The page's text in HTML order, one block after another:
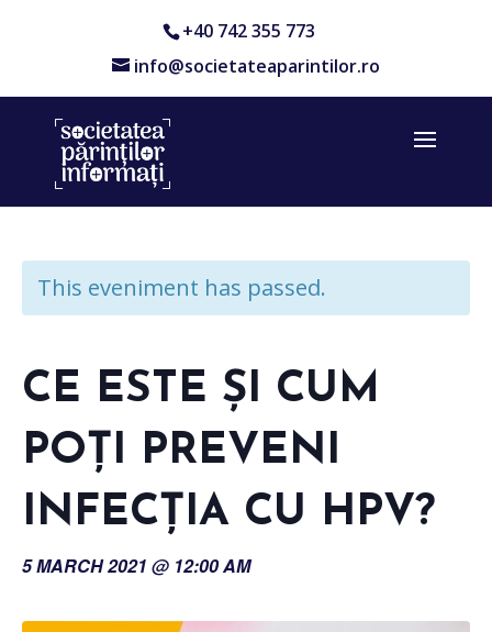
+40 742 355 773
info@societateaparintilor.ro
This eveniment has passed.
CE ESTE ȘI CUM
POȚI PREVENI
INFECȚIA CU HPV?
5 MARCH 2021 @ 12:00 AM